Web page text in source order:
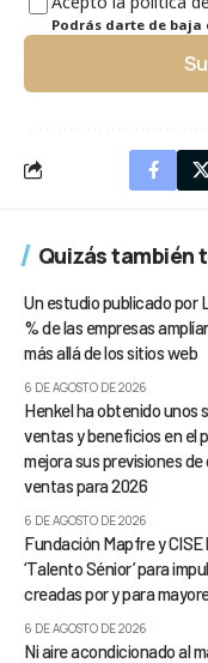
Podrás darte de
Quizás también
Un estudio publicado por
% de las empresas
más allá de los sitios web
6 DE AGOSTO DE 2026
Henkel ha obtenido unos
ventas y beneficios en el
mejora sus previsiones
ventas para 2026
6 DE AGOSTO DE 2026
Fundación Mapfre y
‘Talento Sénior’ para
creadas por y para
6 DE AGOSTO DE 2026
Ni aire acondicionado al